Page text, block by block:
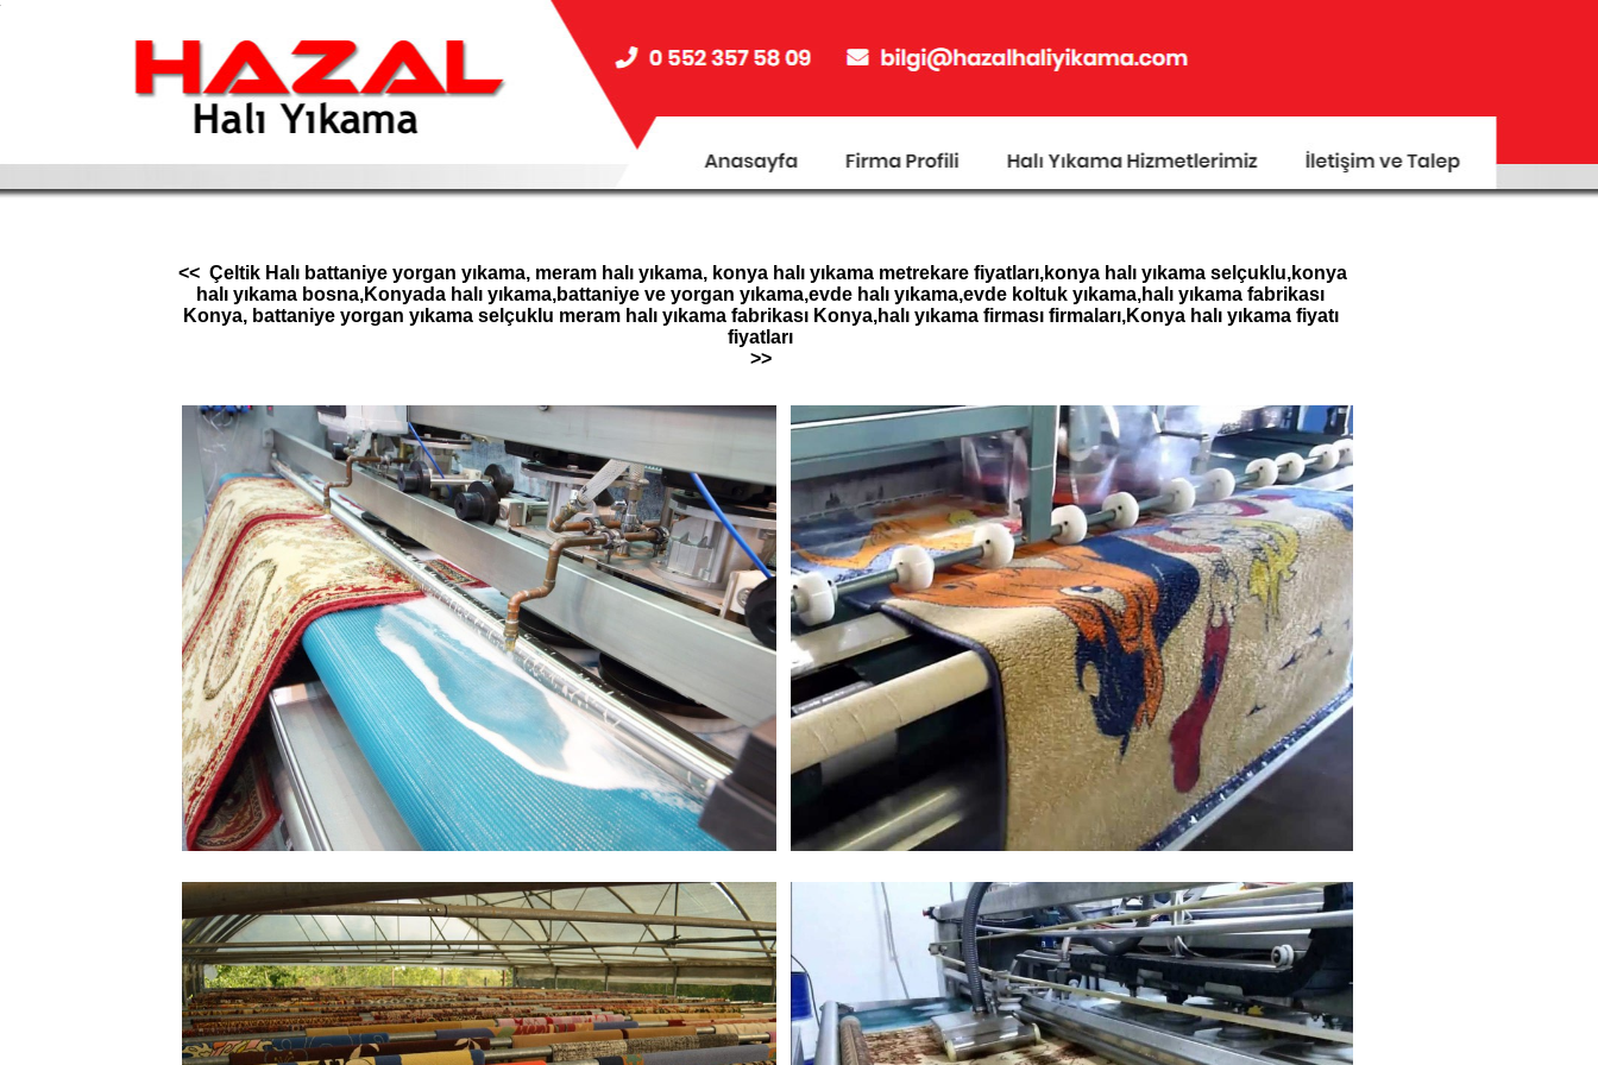
<< Çeltik Halı battaniye yorgan yıkama, meram halı yıkama, konya halı yıkama metrekare fiyatları,konya halı yıkama selçuklu,konya
halı yıkama bosna,Konyada halı yıkama,battaniye ve yorgan yıkama,evde halı yıkama,evde koltuk yıkama,halı yıkama fabrikası
Konya, battaniye yorgan yıkama selçuklu meram halı yıkama fabrikası Konya,halı yıkama firması firmaları,Konya halı yıkama fiyatı
fiyatları
>>